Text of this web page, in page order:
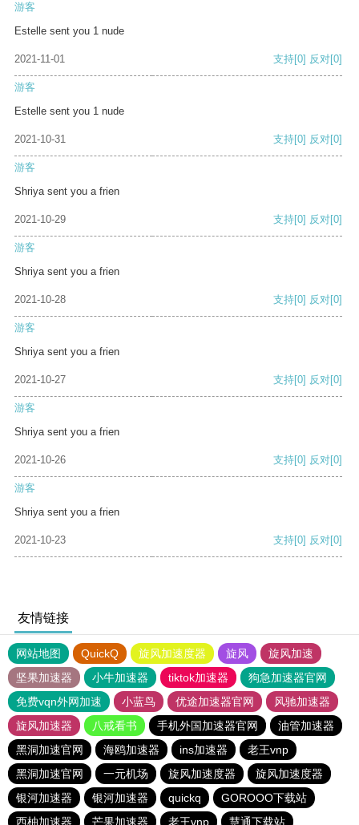
游客
Estelle sent you 1 nude
2021-11-01 支持[0] 反对[0]
游客
Estelle sent you 1 nude
2021-10-31 支持[0] 反对[0]
游客
Shriya sent you a frien
2021-10-29 支持[0] 反对[0]
游客
Shriya sent you a frien
2021-10-28 支持[0] 反对[0]
游客
Shriya sent you a frien
2021-10-27 支持[0] 反对[0]
游客
Shriya sent you a frien
2021-10-26 支持[0] 反对[0]
游客
Shriya sent you a frien
2021-10-23 支持[0] 反对[0]
友情链接
网站地图 QuickQ 旋风加速度器 旋风
旋风加速
坚果加速器
小牛加速器 tiktok加速器
狗急加速器官网
免费vqn外网加速
小蓝鸟 优途加速器官网
风驰加速器
旋风加速器
八戒看书 手机外国加速器官网
油管加速器
黑洞加速官网
海鸥加速器 ins加速器
老王vnp
黑洞加速官网
一元机场 旋风加速度器
旋风加速度器
银河加速器
银河加速器 quickq
GOROOO下载站
西柚加速器
芒果加速器 老王vnp 慧通下载站